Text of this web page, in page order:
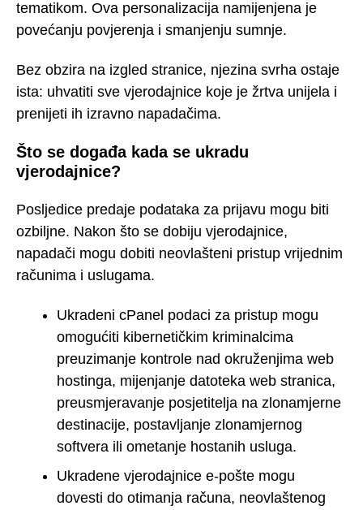
tematikom. Ova personalizacija namijenjena je
povećanju povjerenja i smanjenju sumnje.
Bez obzira na izgled stranice, njezina svrha ostaje
ista: uhvatiti sve vjerodajnice koje je žrtva unijela i
prenijeti ih izravno napadačima.
Što se događa kada se ukradu
vjerodajnice?
Posljedice predaje podataka za prijavu mogu biti
ozbiljne. Nakon što se dobiju vjerodajnice,
napadači mogu dobiti neovlašteni pristup vrijednim
računima i uslugama.
Ukradeni cPanel podaci za pristup mogu
omogućiti kibernetičkim kriminalcima
preuzimanje kontrole nad okruženjima web
hostinga, mijenjanje datoteka web stranica,
preusmjeravanje posjetitelja na zlonamjerne
destinacije, postavljanje zlonamjernog
softvera ili ometanje hostanih usluga.
Ukradene vjerodajnice e-pošte mogu
dovesti do otimanja računa, neovlaštenog